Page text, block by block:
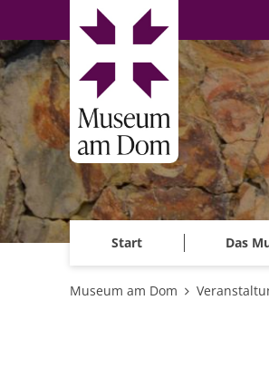
Zum Inhalt springen
Start Das
Museum am Dom